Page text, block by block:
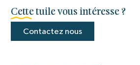
Cette tuile vous intéresse ?
Contactez nous